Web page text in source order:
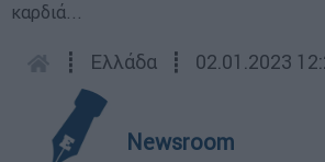
καρδιά...
┋ Ελλάδα ┋ 02.01.2023
Newsroom